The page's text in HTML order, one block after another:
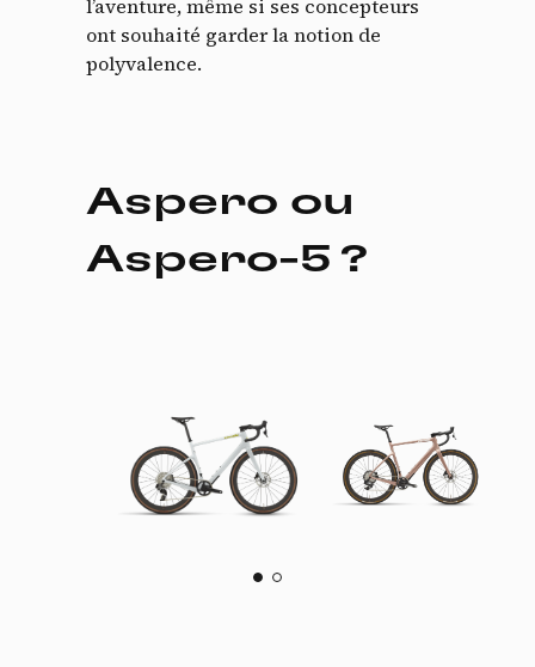
l’aventure, même si ses concepteurs
ont souhaité garder la notion de
polyvalence.
Aspero ou
Aspero-5 ?